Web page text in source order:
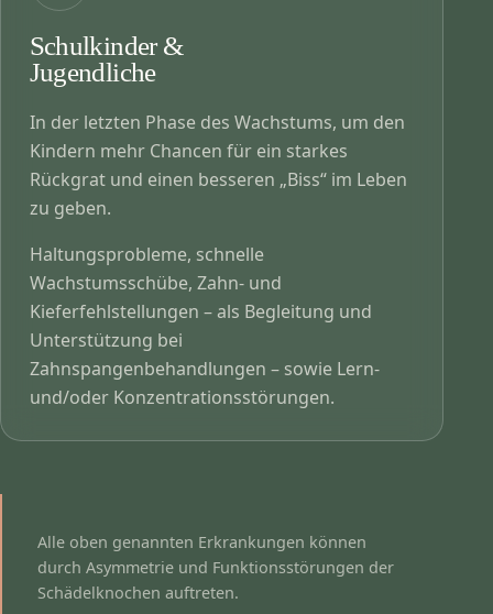
Schulkinder &
Jugendliche
In der letzten Phase des Wachstums, um den
Kindern mehr Chancen für ein starkes
Rückgrat und einen besseren „Biss“ im Leben
zu geben.
Haltungsprobleme, schnelle
Wachstumsschübe, Zahn- und
Kieferfehlstellungen – als Begleitung und
Unterstützung bei
Zahnspangenbehandlungen – sowie Lern-
und/oder Konzentrationsstörungen.
Alle oben genannten Erkrankungen können
durch Asymmetrie und Funktionsstörungen der
Schädelknochen auftreten.